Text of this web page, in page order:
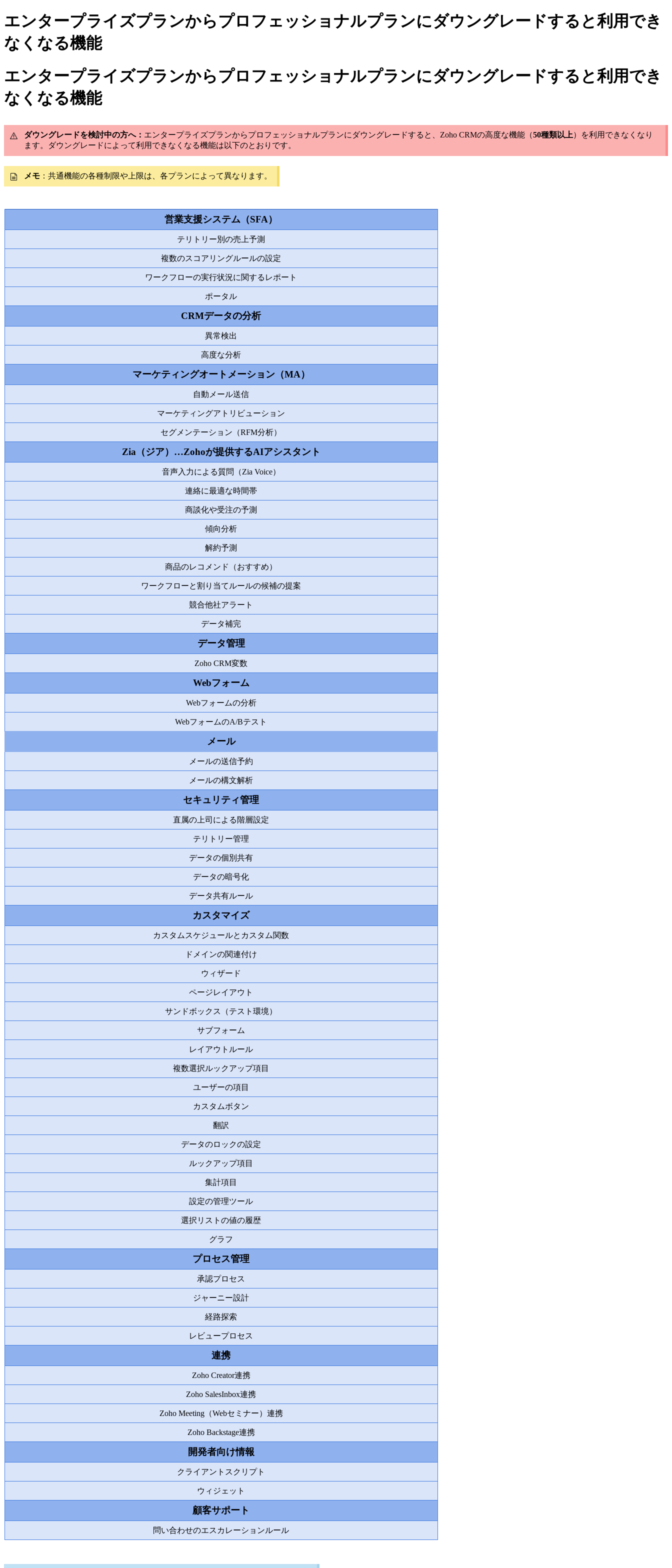
エンタープライズプランからプロフェッショナルプランにダウングレードすると利用でき
なくなる機能
エンタープライズプランからプロフェッショナルプランにダウングレードすると利用でき
なくなる機能
ダウングレードを検討中の方へ： エンタープライズプランからプロフェッショナルプランにダウングレードすると、Zoho CRMの高度な機能（50種類以上）を利用できなくなり
ます。ダウングレードによって利用できなくなる機能は以下のとおりです。
メモ ：共通機能の各種制限や上限は、各プランによって異なります。
営業支援システム（SFA）
テリトリー別の売上予測
複数のスコアリングルールの設定
ワークフローの実行状況に関するレポート
ポータル
CRMデータの分析
異常検出
高度な分析
マーケティングオートメーション（MA）
自動メール送信
マーケティングアトリビューション
セグメンテーション（RFM分析）
Zia（ジア）…Zohoが提供するAIアシスタント
音声入力による質問（Zia Voice）
連絡に最適な時間帯
商談化や受注の予測
傾向分析
解約予測
商品のレコメンド（おすすめ）
ワークフローと割り当てルールの候補の提案
競合他社アラート
データ補完
データ管理
Zoho CRM変数
Webフォーム
Webフォームの分析
WebフォームのA/Bテスト
メール
メールの送信予約
メールの構文解析
セキュリティ管理
直属の上司による階層設定
テリトリー管理
データの個別共有
データの暗号化
データ共有ルール
カスタマイズ
カスタムスケジュールとカスタム関数
ドメインの関連付け
ウィザード
ページレイアウト
サンドボックス（テスト環境）
サブフォーム
レイアウトルール
複数選択ルックアップ項目
ユーザーの項目
カスタムボタン
翻訳
データのロックの設定
ルックアップ項目
集計項目
設定の管理ツール
選択リストの値の履歴
グラフ
プロセス管理
承認プロセス
ジャーニー設計
経路探索
レビュープロセス
連携
Zoho Creator連携
Zoho SalesInbox連携
Zoho Meeting（Webセミナー）連携
Zoho Backstage連携
開発者向け情報
クライアントスクリプト
ウィジェット
顧客サポート
問い合わせのエスカレーションルール